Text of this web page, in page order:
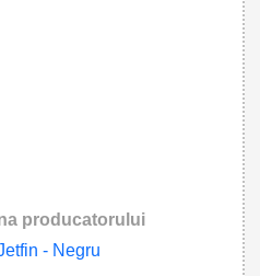
producatorului
- Negru